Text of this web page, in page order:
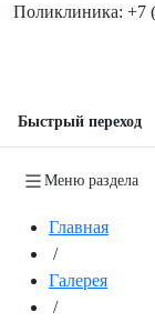
Поликлиника: +7
Быстрый переход
Меню раздела
Главная
/
Галерея
/